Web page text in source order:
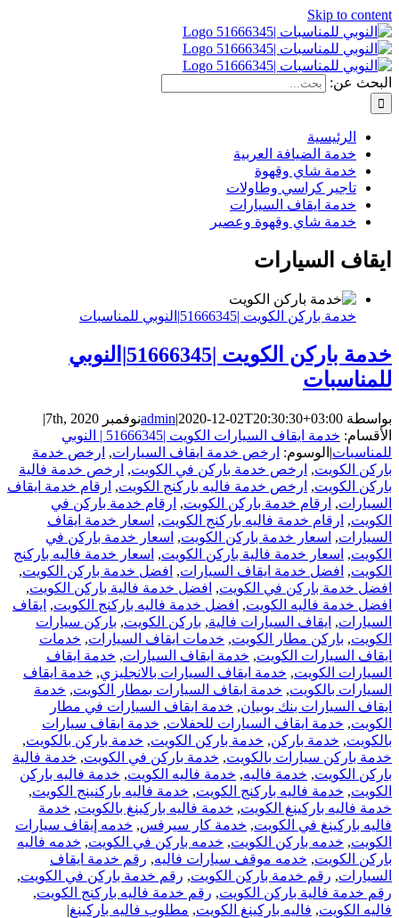
Skip to content
البحث عن:
الرئيسية
خدمة الضيافة العربية
خدمة شاي وقهوة
تاجير كراسي وطاولات
خدمة ايقاف السيارات
خدمة شاي وقهوة وعصير
ايقاف السيارات
خدمة باركن الكويت |51666345|النوبي للمناسبات
خدمة باركن الكويت |51666345|النوبي
للمناسبات
بواسطة admin|2020-12-02T20:30:30+03:00 نوفمبر 7th, 2020
|
الأقسام:
خدمة ايقاف السيارات الكويت |51666345 | النوبي
للمناسبات| الوسوم: ارخص خدمة ايقاف السيارات, ارخص خدمة
باركن الكويت, ارخص خدمة باركن في الكويت, ارخص خدمة فالية
باركن الكويت, ارخص خدمة فاليه باركنج الكويت, ارقام خدمة ايقاف
السيارات, ارقام خدمة باركن الكويت, ارقام خدمة باركن في
الكويت, ارقام خدمة فاليه باركنج الكويت, اسعار خدمة ايقاف
السيارات, اسعار خدمة باركن الكويت, اسعار خدمة باركن في
الكويت, اسعار خدمة فالية باركن الكويت, اسعار خدمة فاليه باركنج
الكويت, افضل خدمة ايقاف السيارات, افضل خدمة باركن الكويت,
افضل خدمة باركن في الكويت, افضل خدمة فالية باركن الكويت,
افضل خدمة فاليه الكويت, افضل خدمة فاليه باركنج الكويت, ايقاف
السيارات, ايقاف السيارات فالية, باركن الكويت, باركن سيارات
الكويت, باركن مطار الكويت, خدمات ايقاف السيارات, خدمات
ايقاف السيارات الكويت, خدمة ايقاف السيارات, خدمة ايقاف
السيارات الكويت, خدمة ايقاف السيارات بالانجليزي, خدمة ايقاف
السيارات بالكويت, خدمة ايقاف السيارات بمطار الكويت, خدمة
ايقاف السيارات بنك بوبيان, خدمة ايقاف السيارات في مطار
الكويت, خدمة ايقاف السيارات للحفلات, خدمة ايقاف سيارات
بالكويت, خدمة باركن, خدمة باركن الكويت, خدمة باركن بالكويت,
خدمة باركن سيارات بالكويت, خدمة باركن في الكويت, خدمة فالية
باركن الكويت, خدمة فاليه, خدمة فاليه الكويت, خدمة فاليه باركن
الكويت, خدمة فاليه باركنج الكويت, خدمة فاليه باركنينج الكويت,
خدمة فاليه باركينغ الكويت, خدمة فاليه باركينغ بالكويت, خدمة
فاليه باركينغ في الكويت, خدمة كار سيرفس, خدمه إيقاف سيارات
الكويت, خدمه باركن الكويت, خدمه باركن في الكويت, خدمه فاليه
باركن الكويت, خدمه موقف سيارات فاليه, رقم خدمة ايقاف
السيارات, رقم خدمة باركن الكويت, رقم خدمة باركن في الكويت,
رقم خدمة فالية باركن الكويت, رقم خدمة فاليه باركنج الكويت,
فاليه الكويت, فاليه باركينغ الكويت, مطلوب فاليه باركينغ|